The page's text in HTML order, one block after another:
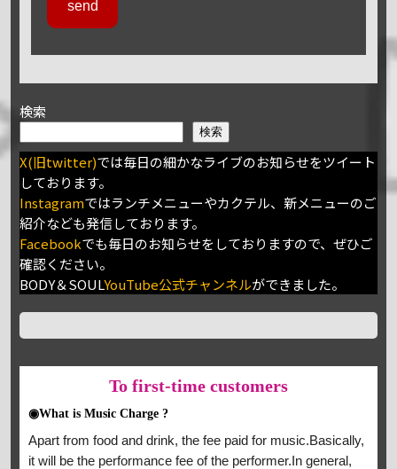
検索
検索
X(旧twitter)では毎日の細かなライブのお知らせをツイート
しております。
Instagramではランチメニューやカクテル、新メニューのご
紹介なども発信しております。
Facebookでも毎日のお知らせをしておりますので、ぜひご
確認ください。
BODY＆SOULYouTube公式チャンネルができました。
To first-time customers
◉What is Music Charge ?
Apart from food and drink, the fee paid for music.Basically,
it will be the performance fee of the performer.In general,